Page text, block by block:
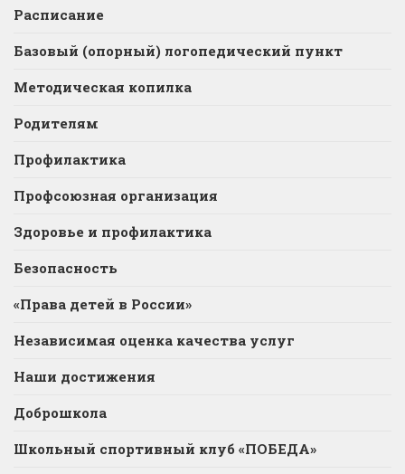
Расписание
Базовый (опорный) логопедический пункт
Методическая копилка
Родителям
Профилактика
Профсоюзная организация
Здоровье и профилактика
Безопасность
«Права детей в России»
Независимая оценка качества услуг
Наши достижения
Доброшкола
Школьный спортивный клуб «ПОБЕДА»